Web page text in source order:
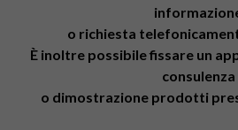
o richiesta
È inoltre possibile fissare un
consulenza
o dimostrazione prodotti